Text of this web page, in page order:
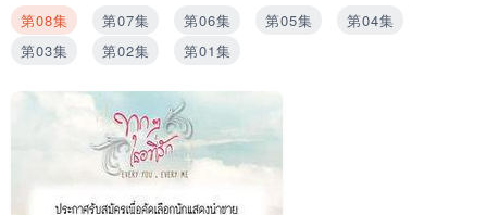
第08集 第07集 第06集 第05集
第04集
第03集
第02集 第01集